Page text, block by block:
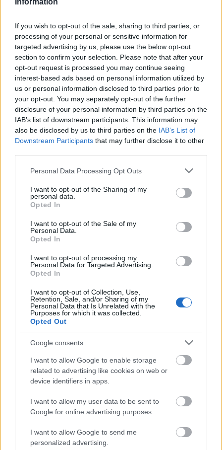
Information
If you wish to opt-out of the sale, sharing to third parties, or
processing of your personal or sensitive information for
targeted advertising by us, please use the below opt-out
section to confirm your selection. Please note that after your
opt-out request is processed you may continue seeing
interest-based ads based on personal information utilized by
us or personal information disclosed to third parties prior to
your opt-out. You may separately opt-out of the further
disclosure of your personal information by third parties on the
IAB’s list of downstream participants. This information may
also be disclosed by us to third parties on the IAB’s List of
Downstream Participants that may further disclose it to other
Please note that this website/app uses one or more Google
not limited to your visit or usage behaviour. You may click to
grant or deny consent to Google and its third-party tags to
use your data for below specified purposes in below Google
consent section.
Personal Data Processing Opt Outs
I want to opt-out of the Sharing of my
personal data.
Opted In
I want to opt-out of the Sale of my
Personal Data.
Opted In
I want to opt-out of processing my
Personal Data for Targeted Advertising.
Opted In
I want to opt-out of Collection, Use,
Retention, Sale, and/or Sharing of my
Personal Data that Is Unrelated with the
Purposes for which it was collected.
Opted Out
Google consents
I want to allow Google to enable storage
related to advertising like cookies on web or
device identifiers in apps.
I want to allow my user data to be sent to
Google for online advertising purposes.
I want to allow Google to send me
personalized advertising.
elindító Beethoven Kilencedik Örömódája kezd el
más szinten beszélni, mint a korábbi tételek.
Ezt érzi meg mindenki a nézőtéren, legalábbis ez a
benyomásom, hogy hihetetlen csönd, figyelem és
igazi koncentráció követi a produkciót, tökéletesen
egyben van Fesztiválzenekar, Fischer Iván és a
szólista Gerhilde Romberger, akinek pont ott szól
igazán szépen a hangja, ahová Mahler a
hangjegyeket írta. Többről van már szó, mint
búcsúról, halálról, elfogadásról. Egyébként is
esetében is. Az elfogadás ezeknek a zeneműveknek
azon az alapon, hogy "úgysincs értelme az
egésznek", ami engem illet, megyek a sírom felé, ami
illeti, legkésőbb az Androméda-köddel való
találkozásig tart a buli. De inkább addig sem.
Nincs válasz arra, hogy mi az "egész" értelme, de
épp a választalanság a megoldás: a művészet, a
hozzáadott érték, mindaz, amit nem talált készen az
ember a teremtésben, hanem saját erejéből hozott
létre. Azért élek, hogy elmeséljem az életemet,
mondta Marquez, Mahler pedig azt mondja, azért
élek, hogy elmeséljem a halálomat. Ha szűknek is
tűnik ez a mozgástér, mégis azt mondom: így már
lehet élni, alkotni, jelen lenni. Legalábbis a
komponistának és az előadóknak.
A kérdés az, hogy mi mihez kezdjünk magunkkal.
Hogyan tartsuk fönn azt az állapotot, amibe a Dal a
Földről végére kerülünk? Nem is tudom pontosan,
kereknek minden, ugyanakkor érezhető a
kiismerhetetlenség és kimeríthetetlenség is. Közben